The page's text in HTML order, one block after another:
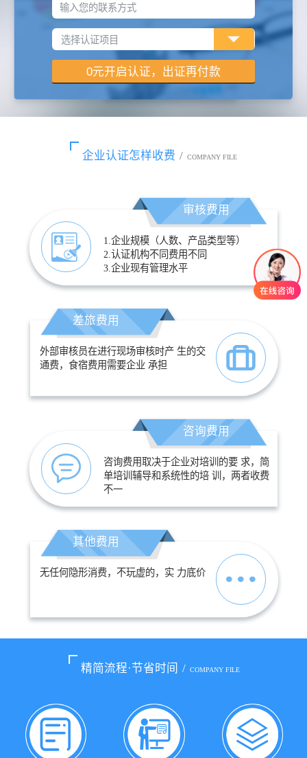
输入您的联系方式
企业认证怎样收费 / COMPANY FILE
审核费用
1.企业规模（人数、产品类型等）
2.认证机构不同费用不同
3.企业现有管理水平
差旅费用
外部审核员在进行现场审核时产 生的交
通费，食宿费用需要企业 承担
咨询费用
咨询费用取决于企业对培训的要 求，简
单培训辅导和系统性的培 训，两者收费
不一
其他费用
无任何隐形消费，不玩虚的，实 力底价
精简流程·节省时间 / COMPANY FILE